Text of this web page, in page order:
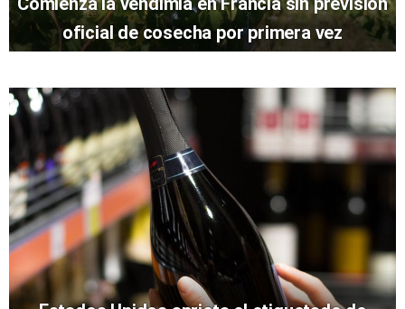
oficial de cosecha por primera vez